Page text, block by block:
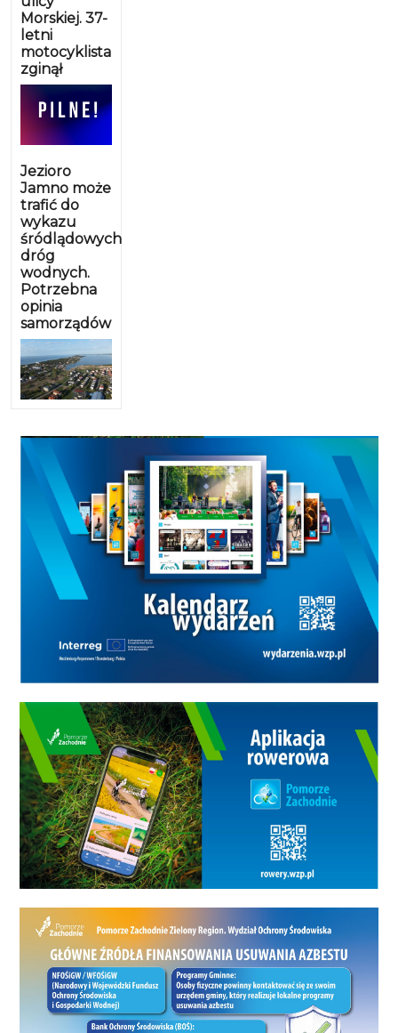
Morskiej. 37-
letni
motocyklista
zginął
Jezioro
Jamno może
trafić do
wykazu
śródlądowych
dróg
wodnych.
Potrzebna
opinia
samorządów